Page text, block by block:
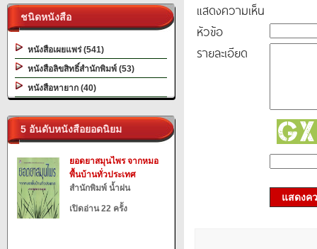
ชนิดหนังสือ
หนังสือเผยแพร่ (541)
หนังสือลิขสิทธิ์สำนักพิมพ์ (53)
หนังสือหายาก (40)
5 อันดับหนังสือยอดนิยม
ยอดยาสมุนไพร จากหมอ
พื้นบ้านทั่วประเทศ
สำนักพิมพ์ น้ำฝน
เปิดอ่าน 22 ครั้ง
แสดงความเห็น
หัวข้อ
รายละเอียด
แสดงค